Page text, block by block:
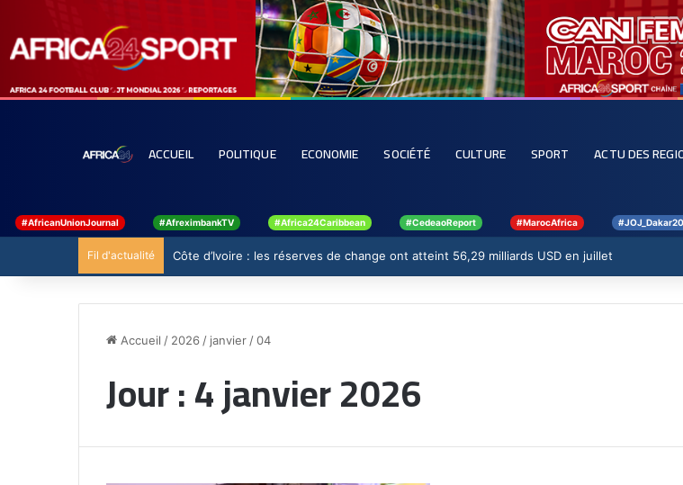
ACCUEIL POLITIQUE ECONOMIE SOCIÉTÉ CULTURE SPORT ACTU DES
#AfricanUnionJournal #AfreximbankTV #Africa24Caribbean #CedeaoReport #MarocAfrica
Fil d'actualité Côte d’Ivoire : les réserves de change ont atteint 56,29 milliards USD en juillet
Accueil / 2026/ janvier/04
Jour :4 janvier 2026